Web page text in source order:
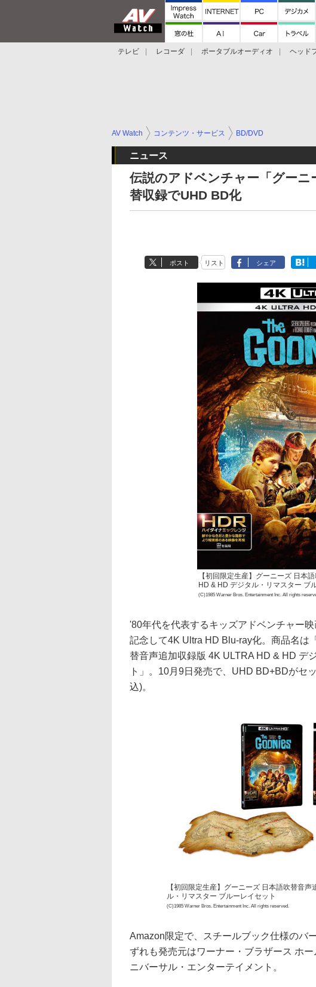
テレビ レコーダ ポータブルオーディオ ヘッド
AV Watch コンテンツ・サービス BD/DVD
ニュース
伝説のアドベンチャー「グーニ
替収録でUHD BD化
ポスト リスト シェア
【初回限定生産】グーニーズ 日本
HD & HD デジタル・リマスター ブ
(C)1985 Warner Bros. Entertainment Inc. All rights
'80年代を代表するキッズアドベンチャー
記念して4K Ultra HD Blu-ray化。商品名は
替音声追加収録版 4K ULTRA HD & HD デ
ト」。10月9日発売で、UHD BD+BDがセ
込)。
【初回限定生産】グーニーズ 日本語吹替音
ル・リマスター ブルーレイセット
(C)1985 Warner Bros. Entertainment Inc. All rights reserved.
Amazon限定で、スチールブック仕様のバ
ずれも発売元はワーナー・ブラザース ホ
ニバーサル・エンターテイメント。